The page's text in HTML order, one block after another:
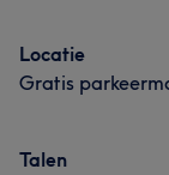
Locatie
Gratis
Talen